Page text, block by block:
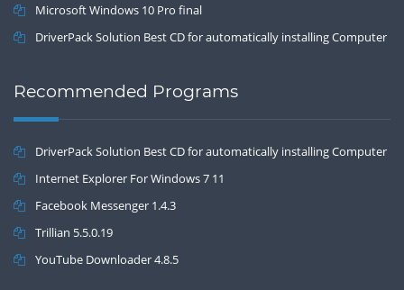
Microsoft Windows 10 Pro final
DriverPack Solution Best CD for automatically installing Computer
Recommended Programs
DriverPack Solution Best CD for automatically installing Computer
Drivers 17.7
Internet Explorer For Windows 7 11
Facebook Messenger 1.4.3
Trillian 5.5.0.19
YouTube Downloader 4.8.5